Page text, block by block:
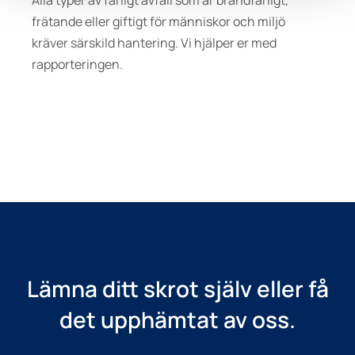
frätande eller giftigt för människor och miljö
kräver särskild hantering. Vi hjälper er med
rapporteringen.
Lämna ditt skrot själv eller få
det upphämtat av oss.